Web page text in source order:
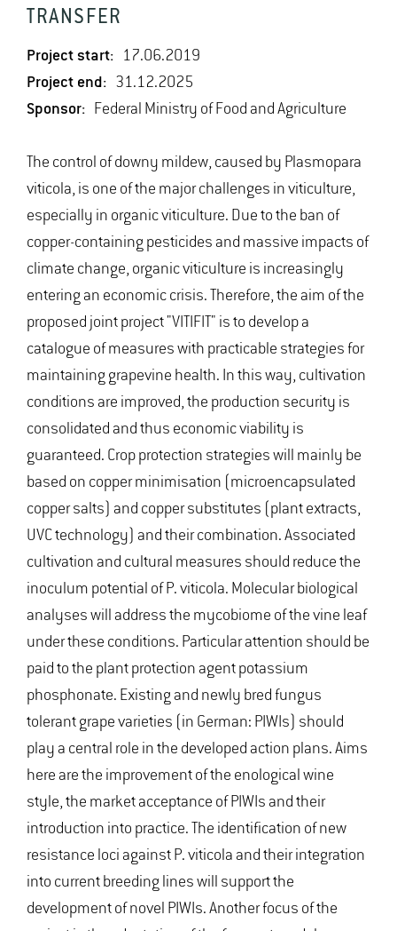
TRANSFER
Project start: 17.06.2019
Project end: 31.12.2025
Sponsor: Federal Ministry of Food and Agriculture
The control of downy mildew, caused by Plasmopara
viticola, is one of the major challenges in viticulture,
especially in organic viticulture. Due to the ban of
copper-containing pesticides and massive impacts of
climate change, organic viticulture is increasingly
entering an economic crisis. Therefore, the aim of the
proposed joint project "VITIFIT" is to develop a
catalogue of measures with practicable strategies for
maintaining grapevine health. In this way, cultivation
conditions are improved, the production security is
consolidated and thus economic viability is
guaranteed. Crop protection strategies will mainly be
based on copper minimisation (microencapsulated
copper salts) and copper substitutes (plant extracts,
UVC technology) and their combination. Associated
cultivation and cultural measures should reduce the
inoculum potential of P. viticola. Molecular biological
analyses will address the mycobiome of the vine leaf
under these conditions. Particular attention should be
paid to the plant protection agent potassium
phosphonate. Existing and newly bred fungus
tolerant grape varieties (in German: PIWIs) should
play a central role in the developed action plans. Aims
here are the improvement of the enological wine
style, the market acceptance of PIWIs and their
introduction into practice. The identification of new
resistance loci against P. viticola and their integration
into current breeding lines will support the
development of novel PIWIs. Another focus of the